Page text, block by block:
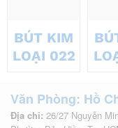
BÚT KIM
LOẠI 022
Văn Phòng: Hồ
Địa chỉ: 26/27 Nguyễn